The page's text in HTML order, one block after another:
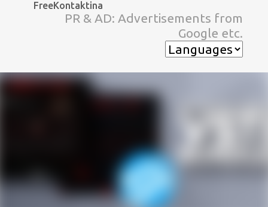
スキップしてメイン コンテンツに移動
FreeKontaktina
PR & AD: Advertisements from
Google etc.